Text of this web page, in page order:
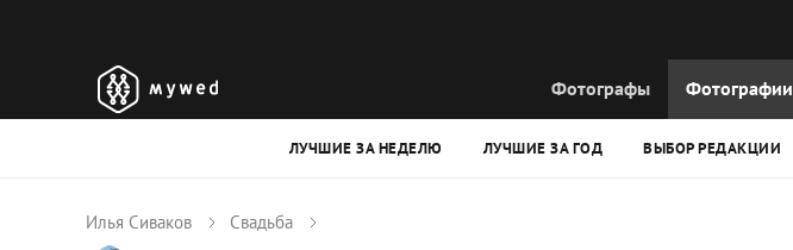
Фотографы Фотографии
ЛУЧШИЕ ЗА НЕДЕЛЮ ЛУЧШИЕ ЗА ГОД ВЫБОР РЕДАКЦИИ
Свадьба
Илья Сиваков